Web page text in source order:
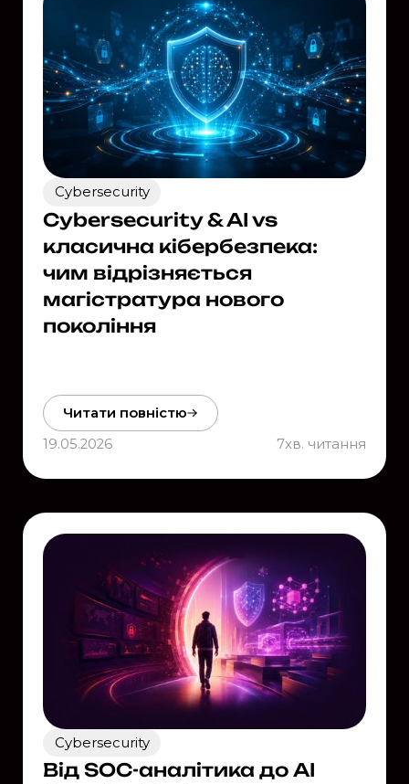
Cybersecurity
Cybersecurity & AI vs
класична кібербезпека:
чим відрізняється
магістратура нового
покоління
Читати повністю
19.05.2026
7хв. читання
Cybersecurity
Від SOC-аналітика до AI